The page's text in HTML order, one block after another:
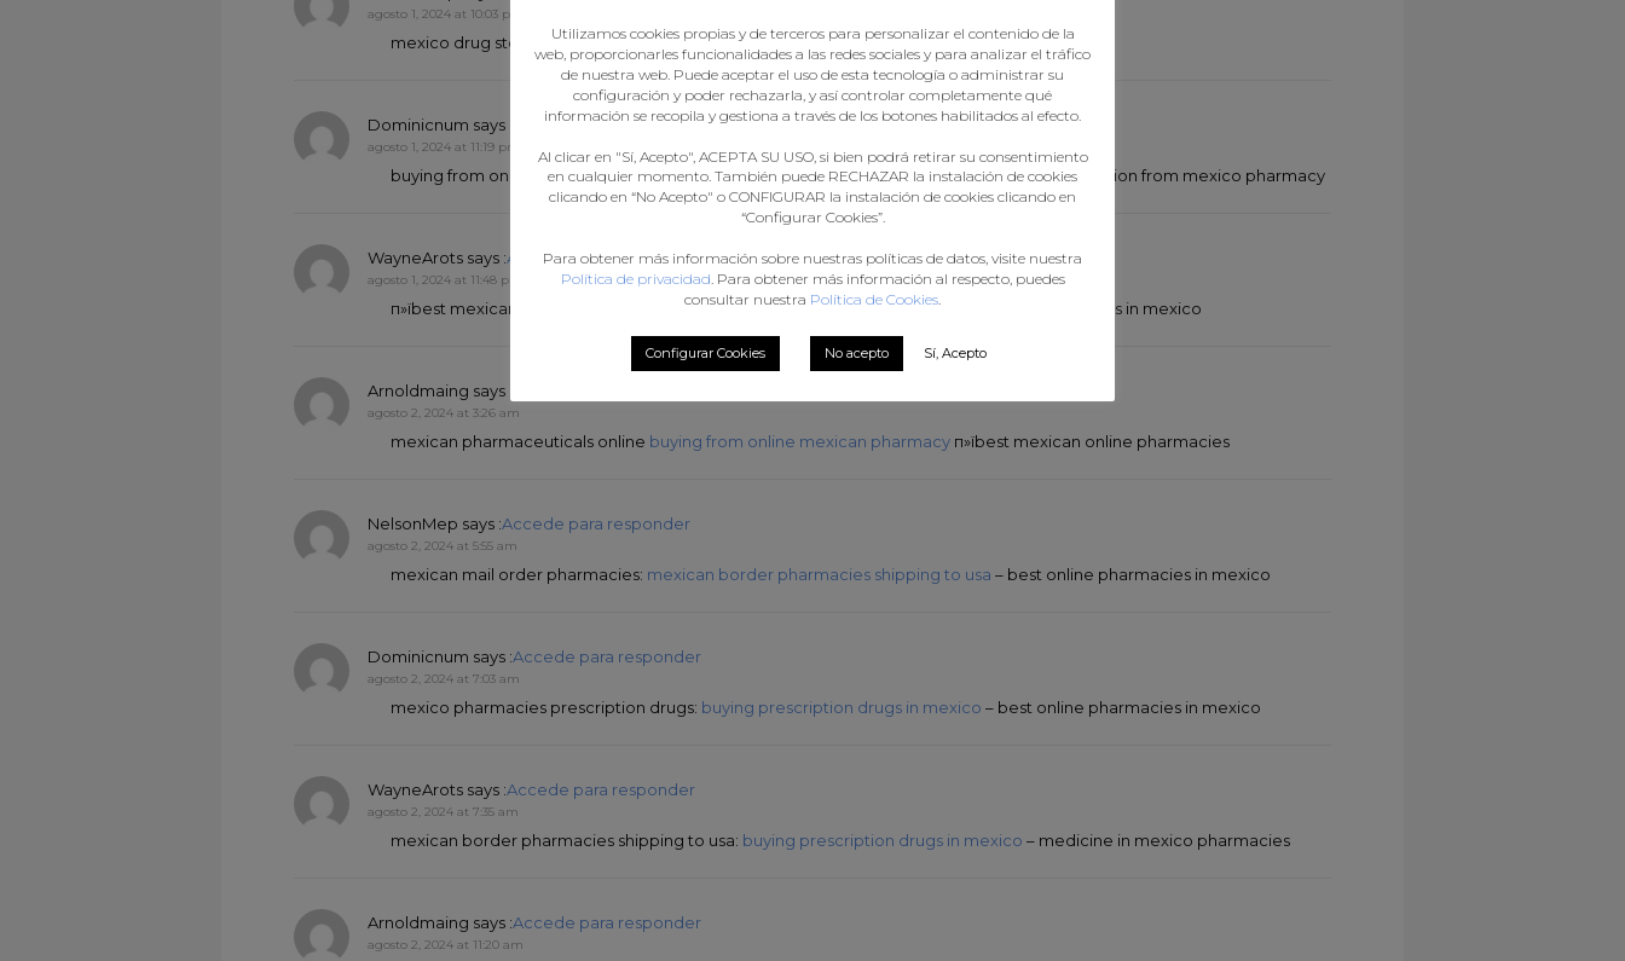
agosto 1, 2024 at 10:03 pm
mexico drug stores pharmacies:purple pharmacy mexico price list– mexican rx online
Dominicnum says : Accede para responder
agosto 1, 2024 at 11:19 pm
buying from online mexican pharmacy:buying prescription drugs in mexico online– medication from mexico pharmacy
WayneArots says :Accede para responder
agosto 1, 2024 at 11:48 pm
п»їbest mexican online pharmacies: mexico drug stores pharmacies– best online pharmacies in mexico
Arnoldmaing says :
agosto 2, 2024 at 3:26 am
mexican pharmaceuticals online buying from online mexican pharmacy п»їbest mexican online pharmacies
NelsonMep says :Accede para responder
agosto 2, 2024 at 5:55 am
mexican mail order pharmacies: mexican border pharmacies shipping to usa – best online pharmacies in mexico
Dominicnum says :Accede para responder
agosto 2, 2024 at 7:03 am
mexico pharmacies prescription drugs: buying prescription drugs in mexico – best online pharmacies in mexico
WayneArots says :Accede para responder
agosto 2, 2024 at 7:35 am
mexican border pharmacies shipping to usa: buying prescription drugs in mexico – medicine in mexico pharmacies
Arnoldmaing says :Accede para responder
agosto 2, 2024 at 11:20 am
Utilizamos cookies propias y de terceros para personalizar el contenido de la
web, proporcionarles funcionalidades a las redes sociales y para analizar el tráfico
de nuestra web. Puede aceptar el uso de esta tecnología o administrar su
configuración y poder rechazarla, y así controlar completamente qué
información se recopila y gestiona a través de los botones habilitados al efecto.
Al clicar en "Sí, Acepto", ACEPTA SU USO, si bien podrá retirar su consentimiento
en cualquier momento. También puede RECHAZAR la instalación de cookies
clicando en “No Acepto" o CONFIGURAR la instalación de cookies clicando en
“Configurar Cookies”.
Para obtener más información sobre nuestras políticas de datos, visite nuestra
Política de privacidad . Para obtener más información al respecto, puedes
consultar nuestra Política de Cookies
Configurar Cookies No acepto Sí, Acepto